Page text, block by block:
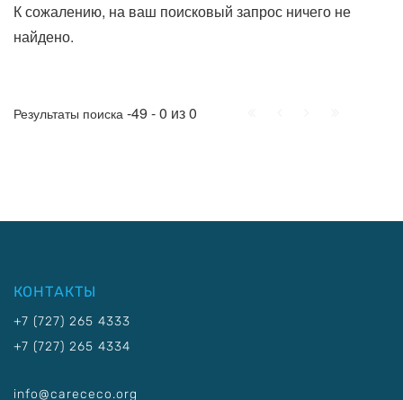
К сожалению, на ваш поисковый запрос ничего не
найдено.
Результаты поиска -49 - 0 из 0
КОНТАКТЫ
+7 (727) 265 4333
+7 (727) 265 4334
info@carececo.org